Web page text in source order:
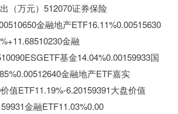
（万元）512070证券保险
金融地产ETF16.11%0.00515630
金融
基金14.04%0.00159933国
金融地产ETF嘉实
值ETF11.19%-6.20159391大盘价值
金融ETF11.03%0.00